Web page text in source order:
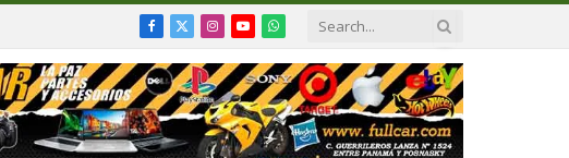
Facebook
X
(Twitter)
Instagram
YouTubeWhatsApp